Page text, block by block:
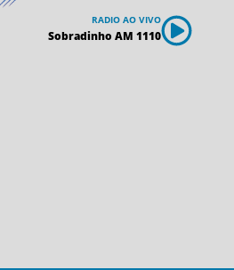
RADIO AO VIVO
Sobradinho AM 1110